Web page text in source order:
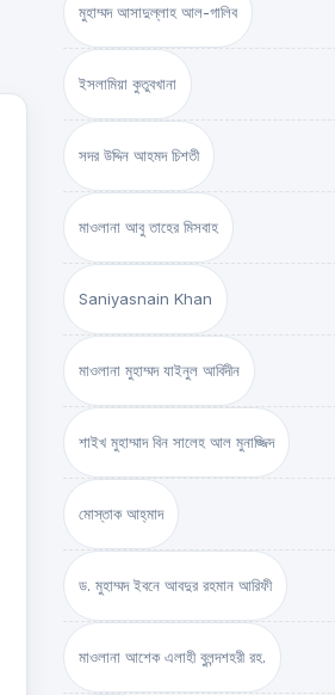
মুহাম্মদ আসাদুল্লাহ আল-গালিব
ইসলামিয়া কুতুবখানা
সদর উদ্দিন আহমদ চিশতী
মাওলানা আবু তাহের মিসবাহ
Saniyasnain Khan
মাওলানা মুহাম্মদ যাইনুল আবিদীন
শাইখ মুহাম্মাদ বিন সালেহ আল মুনাজ্জিদ
মোস্তাক আহ্‌মাদ
ড. মুহাম্মদ ইবনে আবদুর রহমান আরিফী
মাওলানা আশেক এলাহী বুলন্দশহরী রহ.